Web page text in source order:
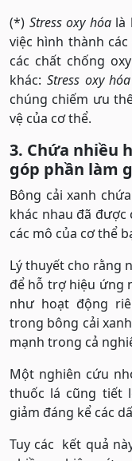
(*) Stress oxy hóalà
việc hình thành
các chất chống
khác: Stress oxy
chúng chiếm ưu
vệ của cơ thể.
3. Chứa nhiều
góp phần làm
Bông cải xanh
khác nhau đã
các mô của cơ thể
Lý thuyết cho rằng
để hỗ trợ hiệu ứng
như hoạt động
trong bông cải
mạnh trong cả
Một nghiên cứu
thuốc lá cũng tiết
giảm đáng kể các
Tuy các kết quả